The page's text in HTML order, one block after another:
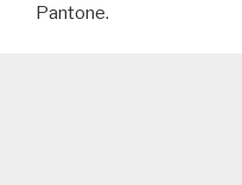
Pantone.